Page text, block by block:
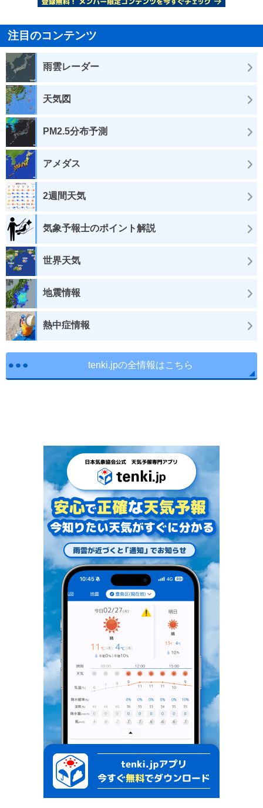
注目のコンテンツ
雨雲レーダー
天気図
PM2.5分布予測
アメダス
2週間天気
気象予報士のポイント解説
世界天気
地震情報
熱中症情報
tenki.jpの全情報はこちら